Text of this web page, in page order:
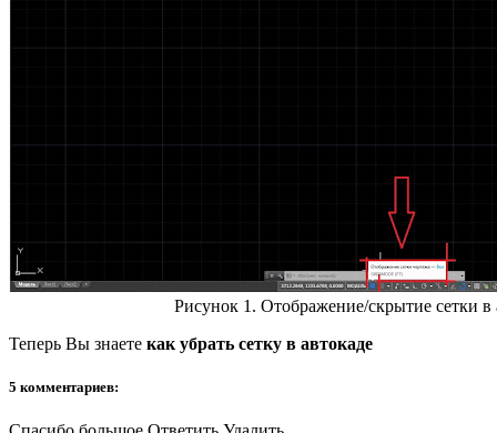
Рисунок 1. Отображение/скрытие сетки в
Теперь Вы знаете как убрать сетку в автокаде
5 комментариев: